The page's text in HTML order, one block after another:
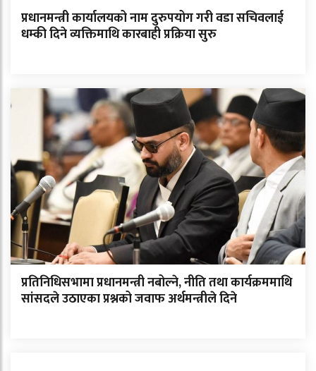
प्रधानमन्त्री कार्यालयको नाम दुरुपयोग गरी वडा सचिवलाई
धम्की दिने व्यक्तिमाथि कारबाही प्रक्रिया सुरु
प्रतिनिधिसभामा प्रधानमन्त्री नबोल्ने, नीति तथा कार्यक्रममाथि
सांसदले उठाएका प्रश्नको जवाफ अर्थमन्त्रीले दिने